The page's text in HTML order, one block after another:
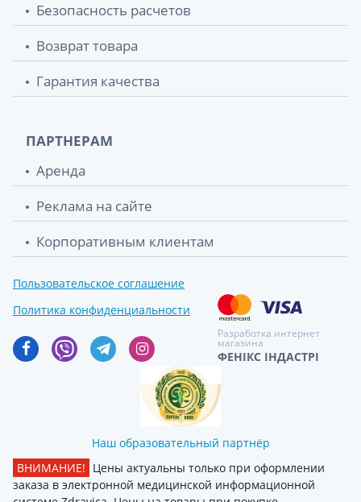
Безопасность расчетов
Возврат товара
Гарантия качества
ПАРТНЕРАМ
Аренда
Реклама на сайте
Корпоративным клиентам
Пользовательское соглашение
Политика конфиденциальности
Разработка интернет
магазина
ФЕНІКС ІНДАСТРІ
Наш образовательный партнёр
ВНИМАНИЕ! Цены актуальны только при оформлении
заказа в электронной медицинской информационной